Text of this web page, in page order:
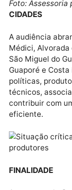
AUDIÊNCIA
Nesta quinta-
São Miguel do
audiência
Ambiente da
CRISPIN
O encontro,